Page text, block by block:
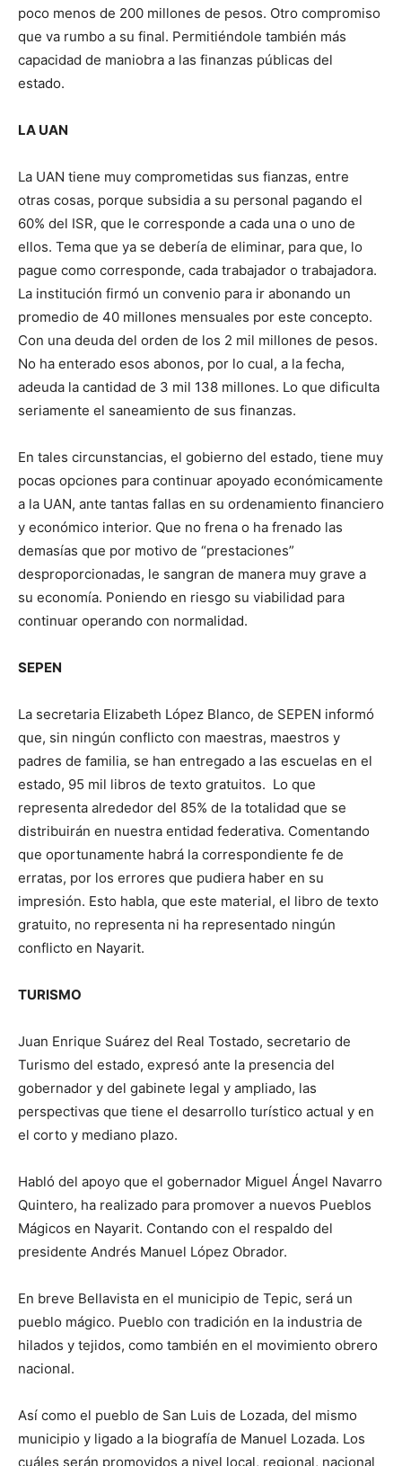
poco menos de 200 millones de pesos. Otro compromiso
que va rumbo a su final. Permitiéndole también más
capacidad de maniobra a las finanzas públicas del
estado.
LA UAN
La UAN tiene muy comprometidas sus fianzas, entre
otras cosas, porque subsidia a su personal pagando el
60% del ISR, que le corresponde a cada una o uno de
ellos. Tema que ya se debería de eliminar, para que, lo
pague como corresponde, cada trabajador o trabajadora.
La institución firmó un convenio para ir abonando un
promedio de 40 millones mensuales por este concepto.
Con una deuda del orden de los 2 mil millones de pesos.
No ha enterado esos abonos, por lo cual, a la fecha,
adeuda la cantidad de 3 mil 138 millones. Lo que dificulta
seriamente el saneamiento de sus finanzas.
En tales circunstancias, el gobierno del estado, tiene muy
pocas opciones para continuar apoyado económicamente
a la UAN, ante tantas fallas en su ordenamiento financiero
y económico interior. Que no frena o ha frenado las
demasías que por motivo de “prestaciones”
desproporcionadas, le sangran de manera muy grave a
su economía. Poniendo en riesgo su viabilidad para
continuar operando con normalidad.
SEPEN
La secretaria Elizabeth López Blanco, de SEPEN informó
que, sin ningún conflicto con maestras, maestros y
padres de familia, se han entregado a las escuelas en el
estado, 95 mil libros de texto gratuitos. Lo que
representa alrededor del 85% de la totalidad que se
distribuirán en nuestra entidad federativa. Comentando
que oportunamente habrá la correspondiente fe de
erratas, por los errores que pudiera haber en su
impresión. Esto habla, que este material, el libro de texto
gratuito, no representa ni ha representado ningún
conflicto en Nayarit.
TURISMO
Juan Enrique Suárez del Real Tostado, secretario de
Turismo del estado, expresó ante la presencia del
gobernador y del gabinete legal y ampliado, las
perspectivas que tiene el desarrollo turístico actual y en
el corto y mediano plazo.
Habló del apoyo que el gobernador Miguel Ángel Navarro
Quintero, ha realizado para promover a nuevos Pueblos
Mágicos en Nayarit. Contando con el respaldo del
presidente Andrés Manuel López Obrador.
En breve Bellavista en el municipio de Tepic, será un
pueblo mágico. Pueblo con tradición en la industria de
hilados y tejidos, como también en el movimiento obrero
nacional.
Así como el pueblo de San Luis de Lozada, del mismo
municipio y ligado a la biografía de Manuel Lozada. Los
cuáles serán promovidos a nivel local, regional, nacional